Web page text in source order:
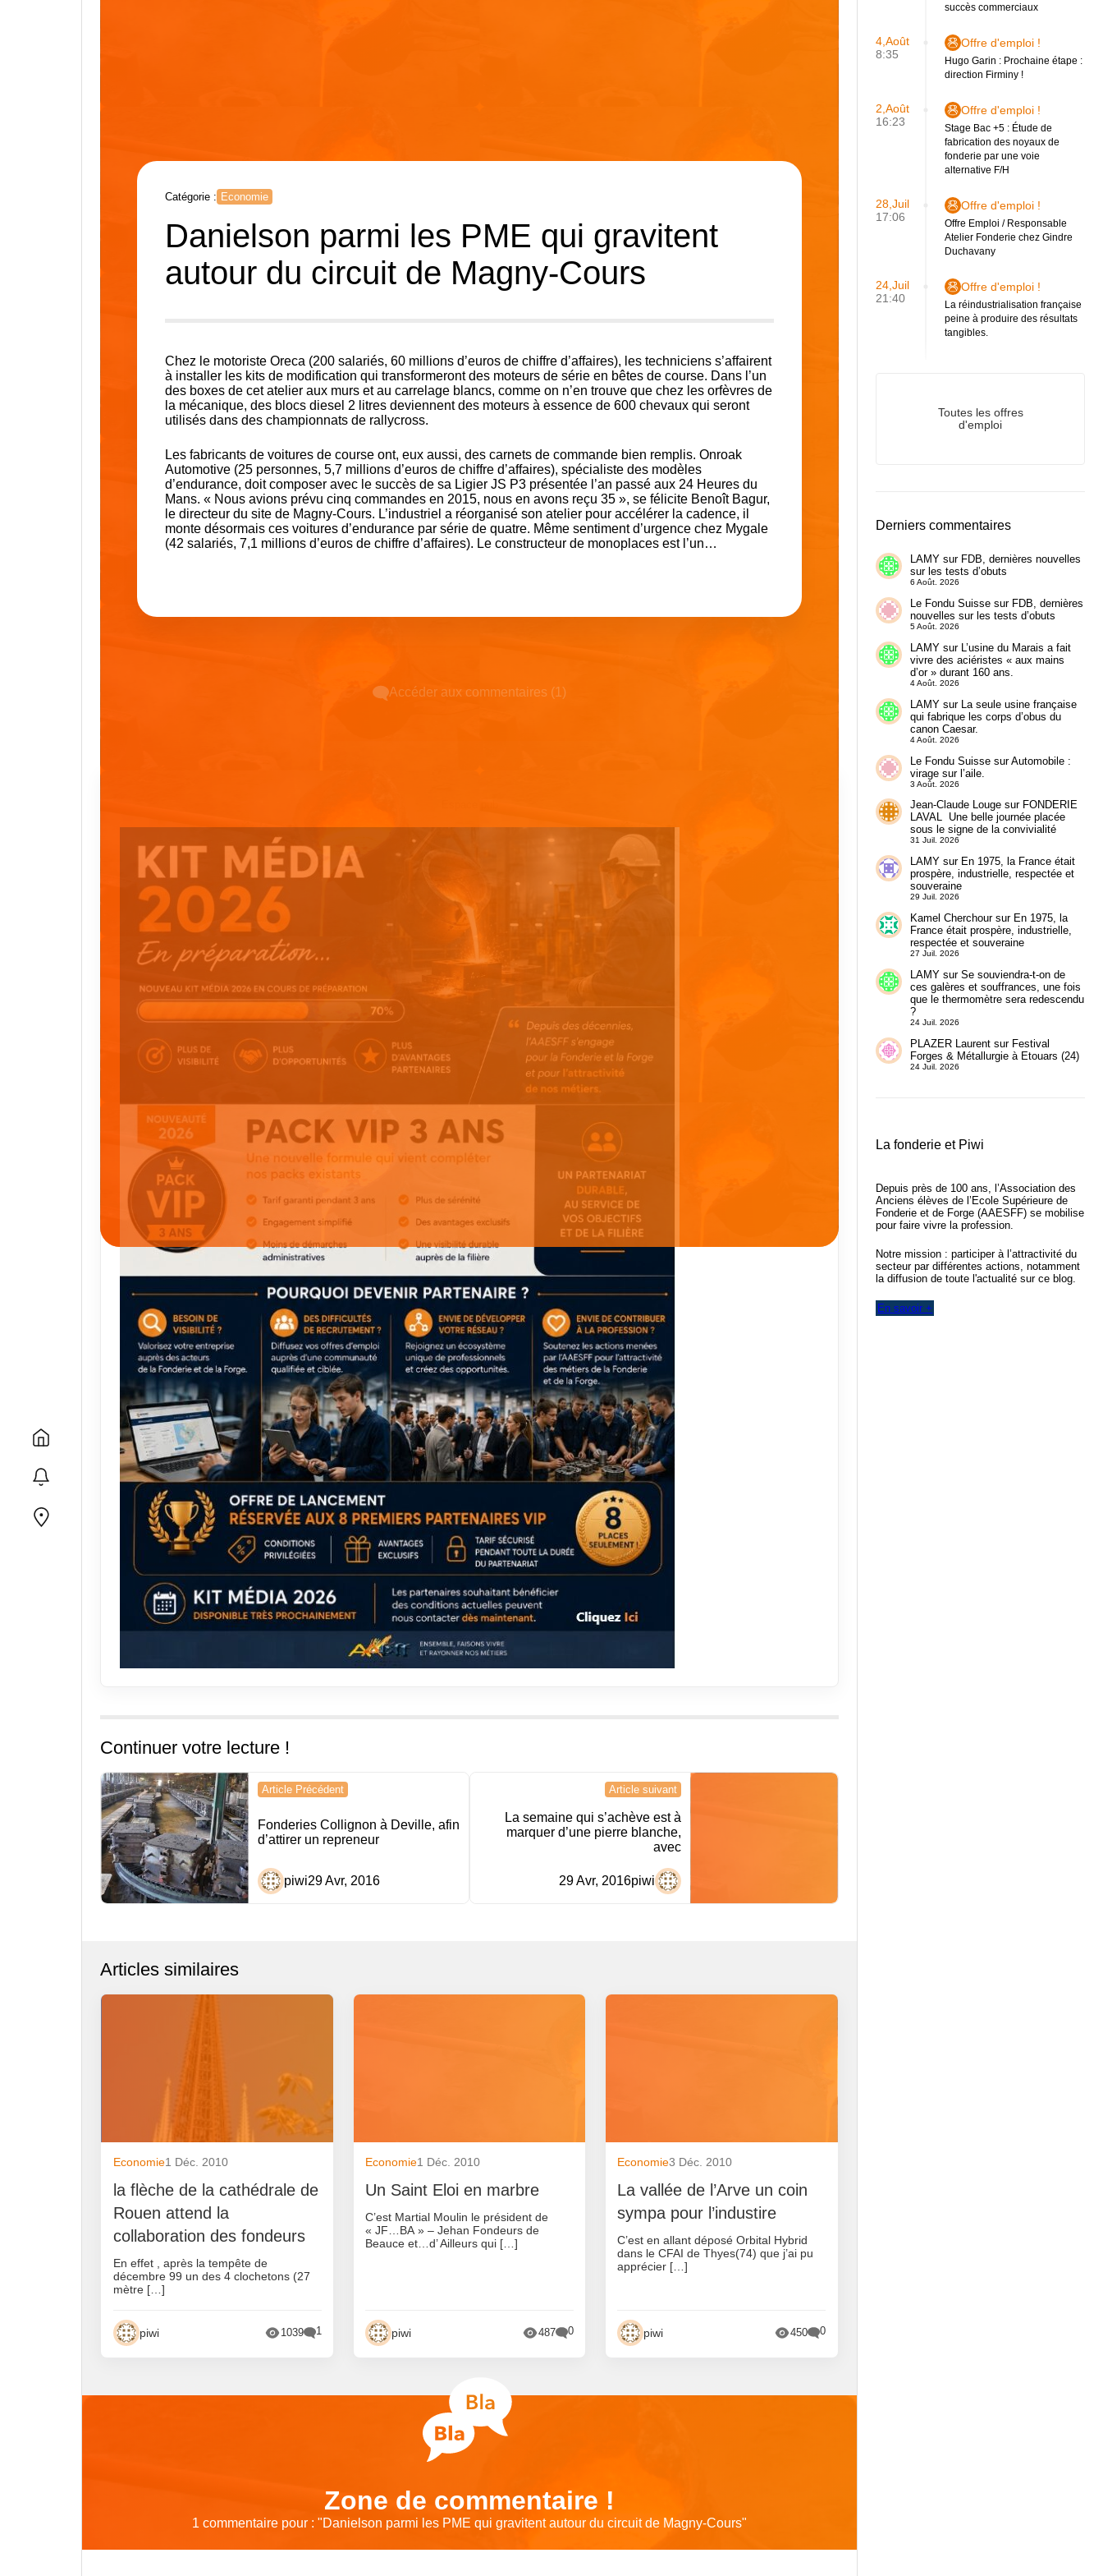
Catégorie : Economie
Danielson parmi les PME qui gravitent
autour du circuit de Magny-Cours
Chez le motoriste Oreca (200 salariés, 60 millions d’euros de chiffre d’affaires), les techniciens s’affairent
à installer les kits de modification qui transformeront des moteurs de série en bêtes de course. Dans l’un
des boxes de cet atelier aux murs et au carrelage blancs, comme on n’en trouve que chez les orfèvres de
la mécanique, des blocs diesel 2 litres deviennent des moteurs à essence de 600 chevaux qui seront
utilisés dans des championnats de rallycross.
Les fabricants de voitures de course ont, eux aussi, des carnets de commande bien remplis. Onroak
Automotive (25 personnes, 5,7 millions d’euros de chiffre d’affaires), spécialiste des modèles
d’endurance, doit composer avec le succès de sa Ligier JS P3 présentée l’an passé aux 24 Heures du
Mans. « Nous avions prévu cinq commandes en 2015, nous en avons reçu 35 », se félicite Benoît Bagur,
le directeur du site de Magny-Cours. L’industriel a réorganisé son atelier pour accélérer la cadence, il
monte désormais ces voitures d’endurance par série de quatre. Même sentiment d’urgence chez Mygale
(42 salariés, 7,1 millions d’euros de chiffre d’affaires). Le constructeur de monoplaces est l’un…
Accéder aux commentaires (1)
Continuer votre lecture !
Navigation
de
l’article
Article Précédent
Fonderies Collignon à Deville, afin
d’attirer un repreneur
piwi29 Avr, 2016
Article suivant
La semaine qui s’achève est à
marquer d’une pierre blanche,
avec
piwi
29 Avr, 2016
Articles similaires
Economie1 Déc. 2010
la flèche de la cathédrale de
Rouen attend la
collaboration des fondeurs
En effet , après la tempête de
décembre 99 un des 4 clochetons (27
mètre […]
piwi 1039 1
Economie1 Déc. 2010
Un Saint Eloi en marbre
C’est Martial Moulin le président de
« JF…BA » – Jehan Fondeurs de
Beauce et…d’ Ailleurs qui […]
piwi 487 0
Economie3 Déc. 2010
La vallée de l’Arve un coin
sympa pour l’industire
C’est en allant déposé Orbital Hybrid
dans le CFAI de Thyes(74) que j’ai pu
apprécier […]
piwi 450 0
Zone de commentaire !
1 commentaire pour : "Danielson parmi les PME qui gravitent autour du circuit de Magny-Cours"
succès commerciaux
4,Août
8:35
Offre d'emploi !
Hugo Garin : Prochaine étape :
direction Firminy !
2,Août
16:23
Offre d'emploi !
Stage Bac +5 : Étude de
fabrication des noyaux de
fonderie par une voie
alternative F/H
28,Juil
17:06
Offre d'emploi !
Offre Emploi / Responsable
Atelier Fonderie chez Gindre
Duchavany
24,Juil
21:40
Offre d'emploi !
La réindustrialisation française
peine à produire des résultats
tangibles.
Toutes les offres
d'emploi
Derniers commentaires
LAMYsur FDB, dernières nouvelles
sur les tests d’obuts
6 Août. 2026
Le Fondu Suissesur FDB, dernières
nouvelles sur les tests d’obuts
5 Août. 2026
LAMYsur L’usine du Marais a fait
vivre des aciéristes « aux mains
d’or » durant 160 ans.
4 Août. 2026
LAMYsur
La seule usine française
qui fabrique les corps d’obus du
canon Caesar.
4 Août. 2026
Le Fondu SuissesurAutomobile :
virage sur l’aile.
3 Août. 2026
Jean-Claude Lougesur FONDERIE
LAVAL Une belle journée placée
sous le signe de la convivialité
31 Juil. 2026
LAMYsur En 1975, la France était
prospère, industrielle, respectée et
souveraine
29 Juil. 2026
Kamel Cherchoursur En 1975, la
France était prospère, industrielle,
respectée et souveraine
27 Juil. 2026
LAMYsur Se souviendra-t-on de
ces galères et souffrances, une fois
que le thermomètre sera redescendu
?
24 Juil. 2026
PLAZER Laurentsur Festival
Forges & Métallurgie à Etouars (24)
24 Juil. 2026
La fonderie et Piwi
Depuis près de 100 ans, l’Association des
Anciens élèves de l’Ecole Supérieure de
Fonderie et de Forge (AAESFF) se mobilise
pour faire vivre la profession.
Notre mission : participer à l’attractivité du
secteur par différentes actions, notamment
la diffusion de toute l'actualité sur ce blog.
En savoir +